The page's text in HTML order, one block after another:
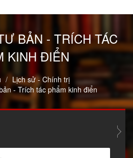
BẢN - TRÍCH TÁC
KINH ĐIỂN
Lịch sử - Chính trị
- Trích tác phẩm kinh điển